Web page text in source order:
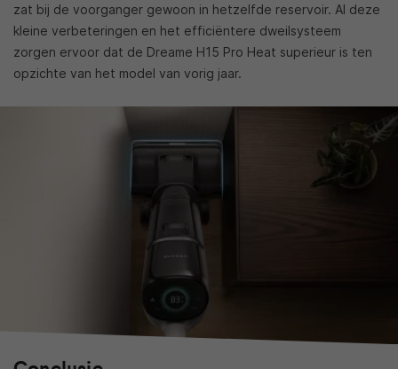
zat bij de voorganger gewoon in hetzelfde reservoir. Al deze
kleine verbeteringen en het efficiëntere dweilsysteem
zorgen ervoor dat de Dreame H15 Pro Heat superieur is ten
opzichte van het model van vorig jaar.